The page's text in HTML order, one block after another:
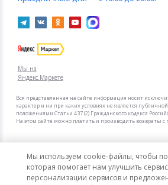
Мы используем cookie-файлы, чтобы
которая помогает нам улучшить
персонализации сервисов и
Мы на
Яндекс.Маркете
Вся представленная на сайте информация носит
характер и ни при каких условиях не является
положениями Статьи 437 (2) Гражданского кодекса
На этом сайте можно платить и производить возвраты
Мы в других городах
Санкт-Петербург
Москва